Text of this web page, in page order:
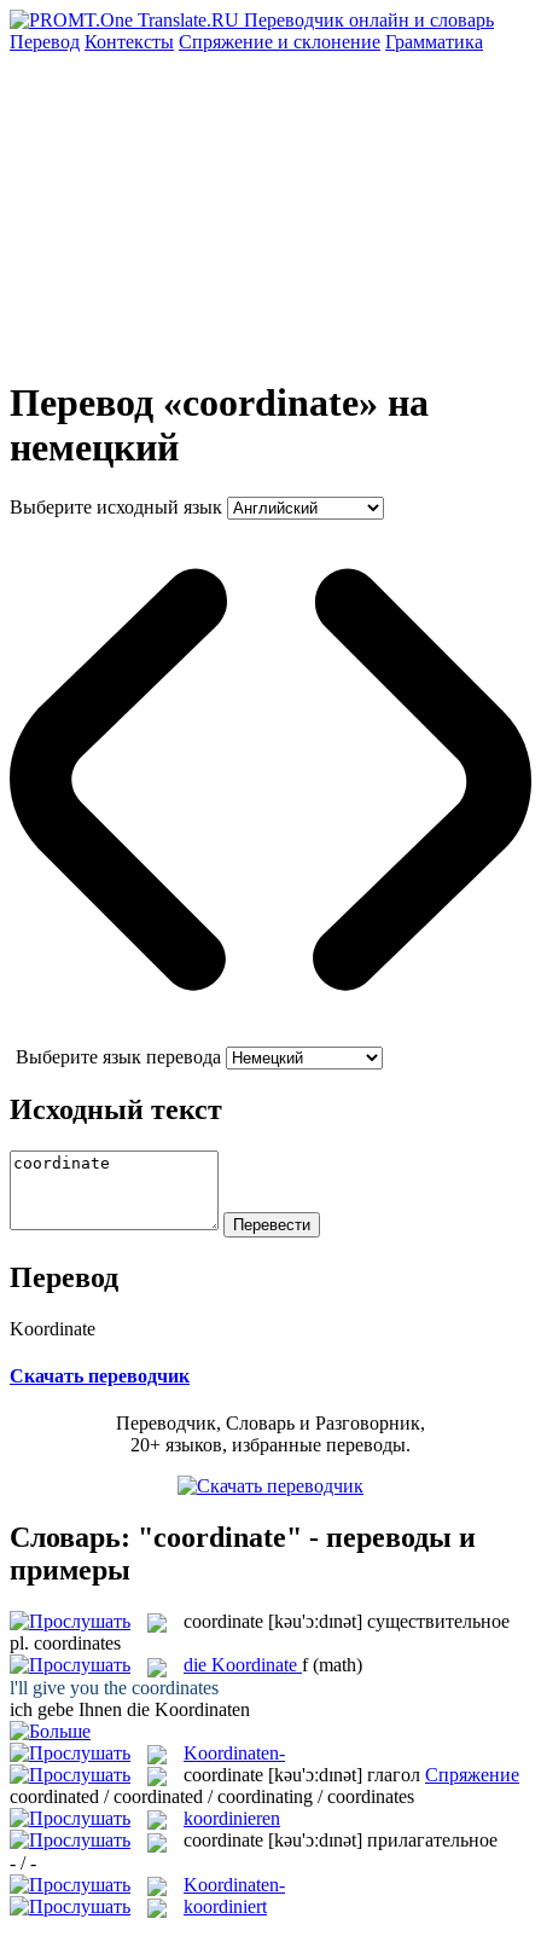
Перевод Контексты Спряжение и склонение Грамматика
Перевод «coordinate» на
немецкий
Выберите исходный язык
Выберите язык перевода
Исходный текст
Перевод
Koordinate
Скачать переводчик
Переводчик, Словарь и Разговорник,
20+ языков, избранные переводы.
Словарь: "coordinate" - переводы и
примеры
coordinate [kəu'ɔːdɪnət] существительное
pl. coordinates
die Koordinate f (math)
l'll give you the coordinates
ich gebe Ihnen die Koordinaten
Koordinaten-
coordinate [kəu'ɔːdɪnət] глагол Спряжение
coordinated / coordinated / coordinating / coordinates
koordinieren
coordinate [kəu'ɔːdɪnət] прилагательное
- / -
Koordinaten-
koordiniert